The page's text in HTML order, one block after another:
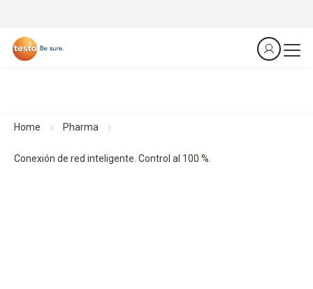
Home Pharma
Conexión de red inteligente. Control al 100 %.